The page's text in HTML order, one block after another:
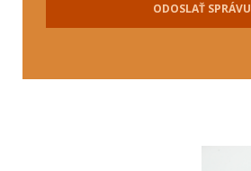
ODOSLAŤ SPRÁVU